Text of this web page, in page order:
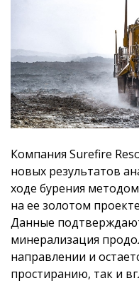
Компания Surefire
новых результатов
ходе бурения
на ее золотом
Данные
минерализация
направлении и
простиранию, так и